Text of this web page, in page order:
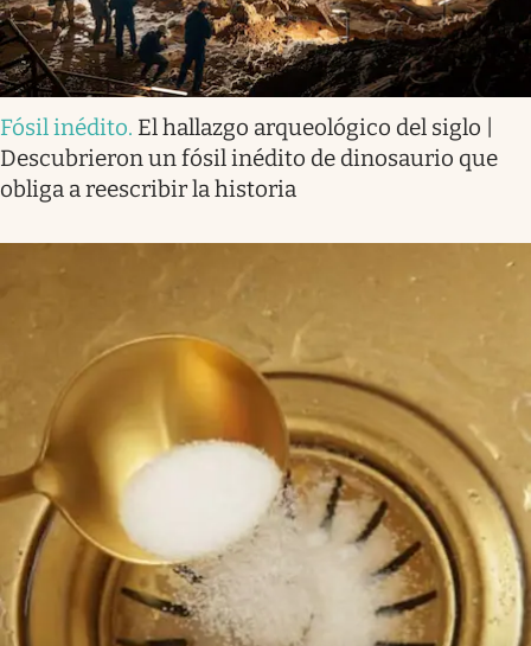
Fósil inédito. El hallazgo arqueológico del siglo |
Descubrieron un fósil inédito de dinosaurio que
obliga a reescribir la historia